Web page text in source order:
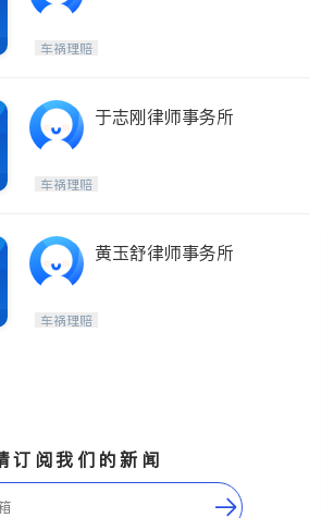
车祸理赔
于志刚律师事务所
车祸理赔
黄玉舒律师事务所
车祸理赔
订阅我们的新闻